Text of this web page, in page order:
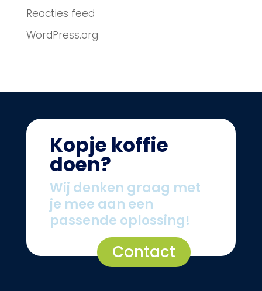
Reacties feed
WordPress.org
Kopje koffie
doen?
Wij denken graag met
je mee aan een
passende oplossing!
Contact